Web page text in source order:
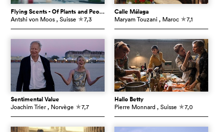
Flying Scents - Of Plants and People
Antshi von Moos , Suisse c7,3
Calle Málaga
Maryam Touzani , Maroc c7,1
Sentimental Value
Joachim Trier , Norvège c7,7
Hallo Betty
Pierre Monnard , Suisse c7,0